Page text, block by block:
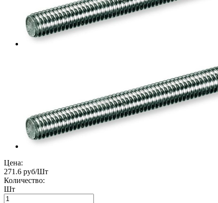
Цена:
271.6 руб/Шт
Количество:
Шт